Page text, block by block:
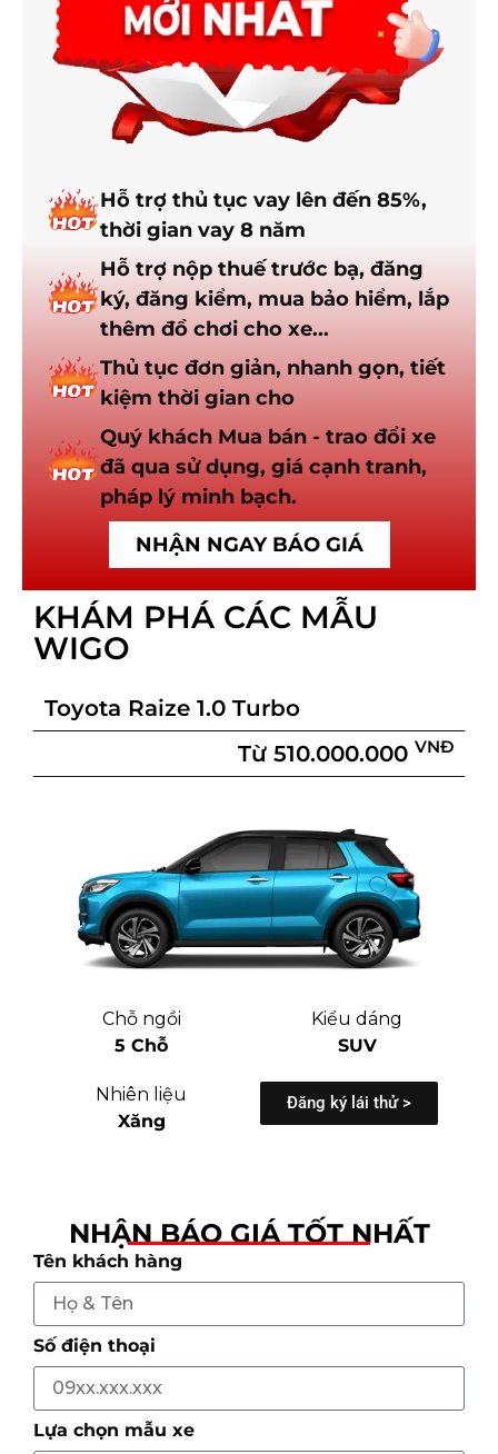
Các chế độ lái Power
Lẫy chuyển số
Lẫy chuyển số
Camera lùi
Hỗ trợ thủ tục vay lên đến 85%,
thời gian vay 8 năm
Hỗ trợ nộp thuế trước bạ, đăng
ký, đăng kiểm, mua bảo hiểm, lắp
thêm đồ chơi cho xe...
Thủ tục đơn giản, nhanh gọn, tiết
kiệm thời gian cho
Quý khách Mua bán - trao đổi xe
đã qua sử dụng, giá cạnh tranh,
pháp lý minh bạch.
NHẬN NGAY BÁO GIÁ
KHÁM PHÁ CÁC MẪU
WIGO
Toyota Raize 1.0 Turbo
Từ 510.000.000 VNĐ
Chỗ ngồi
5 Chỗ
Kiểu dáng
SUV
Nhiên liệu
Xăng
Đăng ký lái thử >
NHẬN BÁO GIÁ TỐT NHẤT
Tên khách hàng
Số điện thoại
Lựa chọn mẫu xe